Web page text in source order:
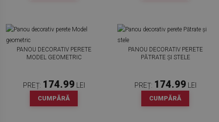
PANOU DECORATIV PERETE
MODEL GEOMETRIC
PREȚ: 174.99 LEI
CUMPĂRĂ
PANOU DECORATIV PERETE
PĂTRATE ȘI STELE
PREȚ: 174.99 LEI
CUMPĂRĂ